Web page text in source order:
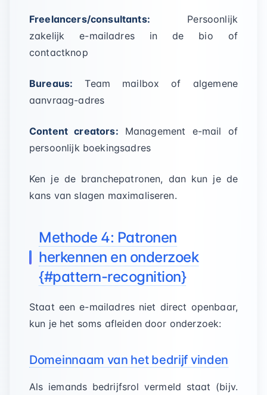
Freelancers/consultants: Persoonlijk
zakelijk e-mailadres in de bio of
contactknop
Bureaus: Team mailbox of algemene
aanvraag-adres
Content creators: Management e-mail of
persoonlijk boekingsadres
Ken je de branchepatronen, dan kun je de
kans van slagen maximaliseren.
Methode 4: Patronen
herkennen en onderzoek
{#pattern-recognition}
Staat een e-mailadres niet direct openbaar,
kun je het soms afleiden door onderzoek:
Domeinnaam van het bedrijf vinden
Als iemands bedrijfsrol vermeld staat (bijv.